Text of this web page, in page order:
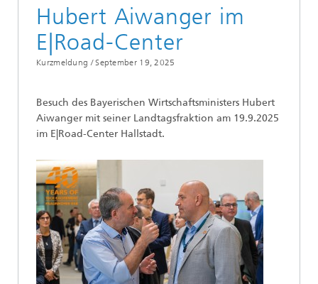
Hubert Aiwanger im
E|Road-Center
Kurzmeldung / September 19, 2025
Besuch des Bayerischen Wirtschaftsministers Hubert
Aiwanger mit seiner Landtagsfraktion am 19.9.2025
im E|Road-Center Hallstadt.